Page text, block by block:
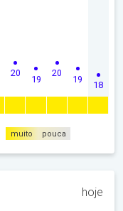
20
19
20
19
18
muito pouca
hoje